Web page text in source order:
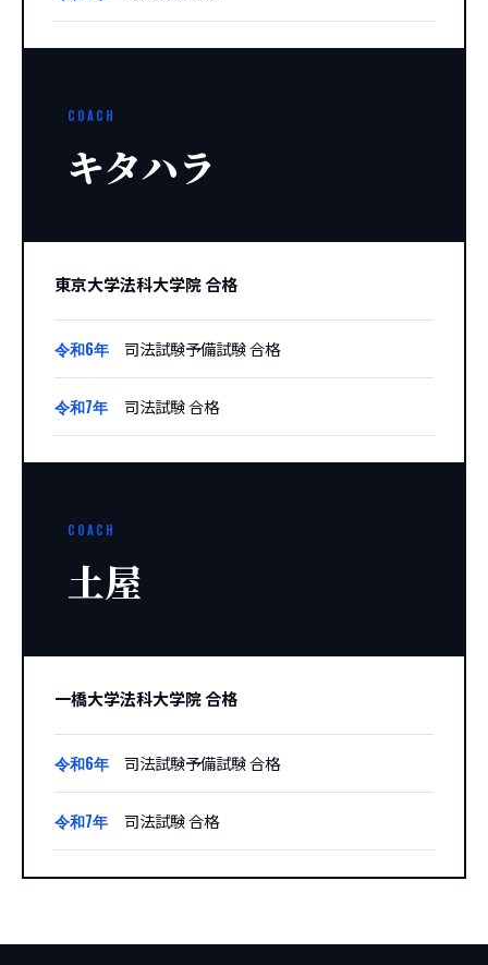
COACH
キタハラ
東京大学法科大学院 合格
令和6年 司法試験予備試験 合格
令和7年 司法試験 合格
COACH
土屋
一橋大学法科大学院 合格
令和6年 司法試験予備試験 合格
令和7年 司法試験 合格